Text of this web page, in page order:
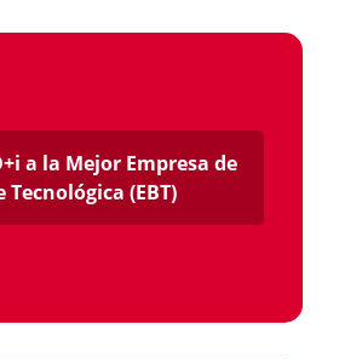
a la Mejor Empresa de
Tecnológica (EBT)